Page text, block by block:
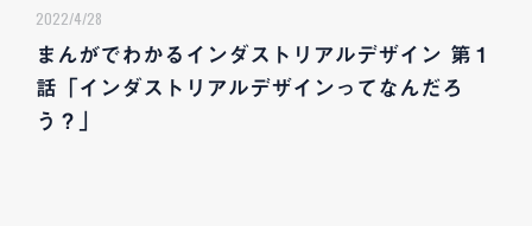
2022/4/28
まんがでわかるインダストリアルデザイン 第１
話「インダストリアルデザインってなんだろ
う？」